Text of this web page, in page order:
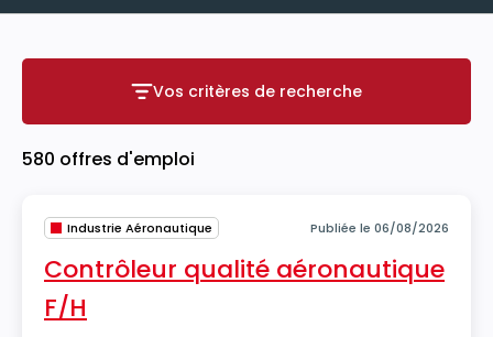
Vos critères de recherche
Vos critères de recherche
580 offres d'emploi
Industrie Aéronautique Publiée le 06/08/2026
Contrôleur qualité aéronautique
F/H